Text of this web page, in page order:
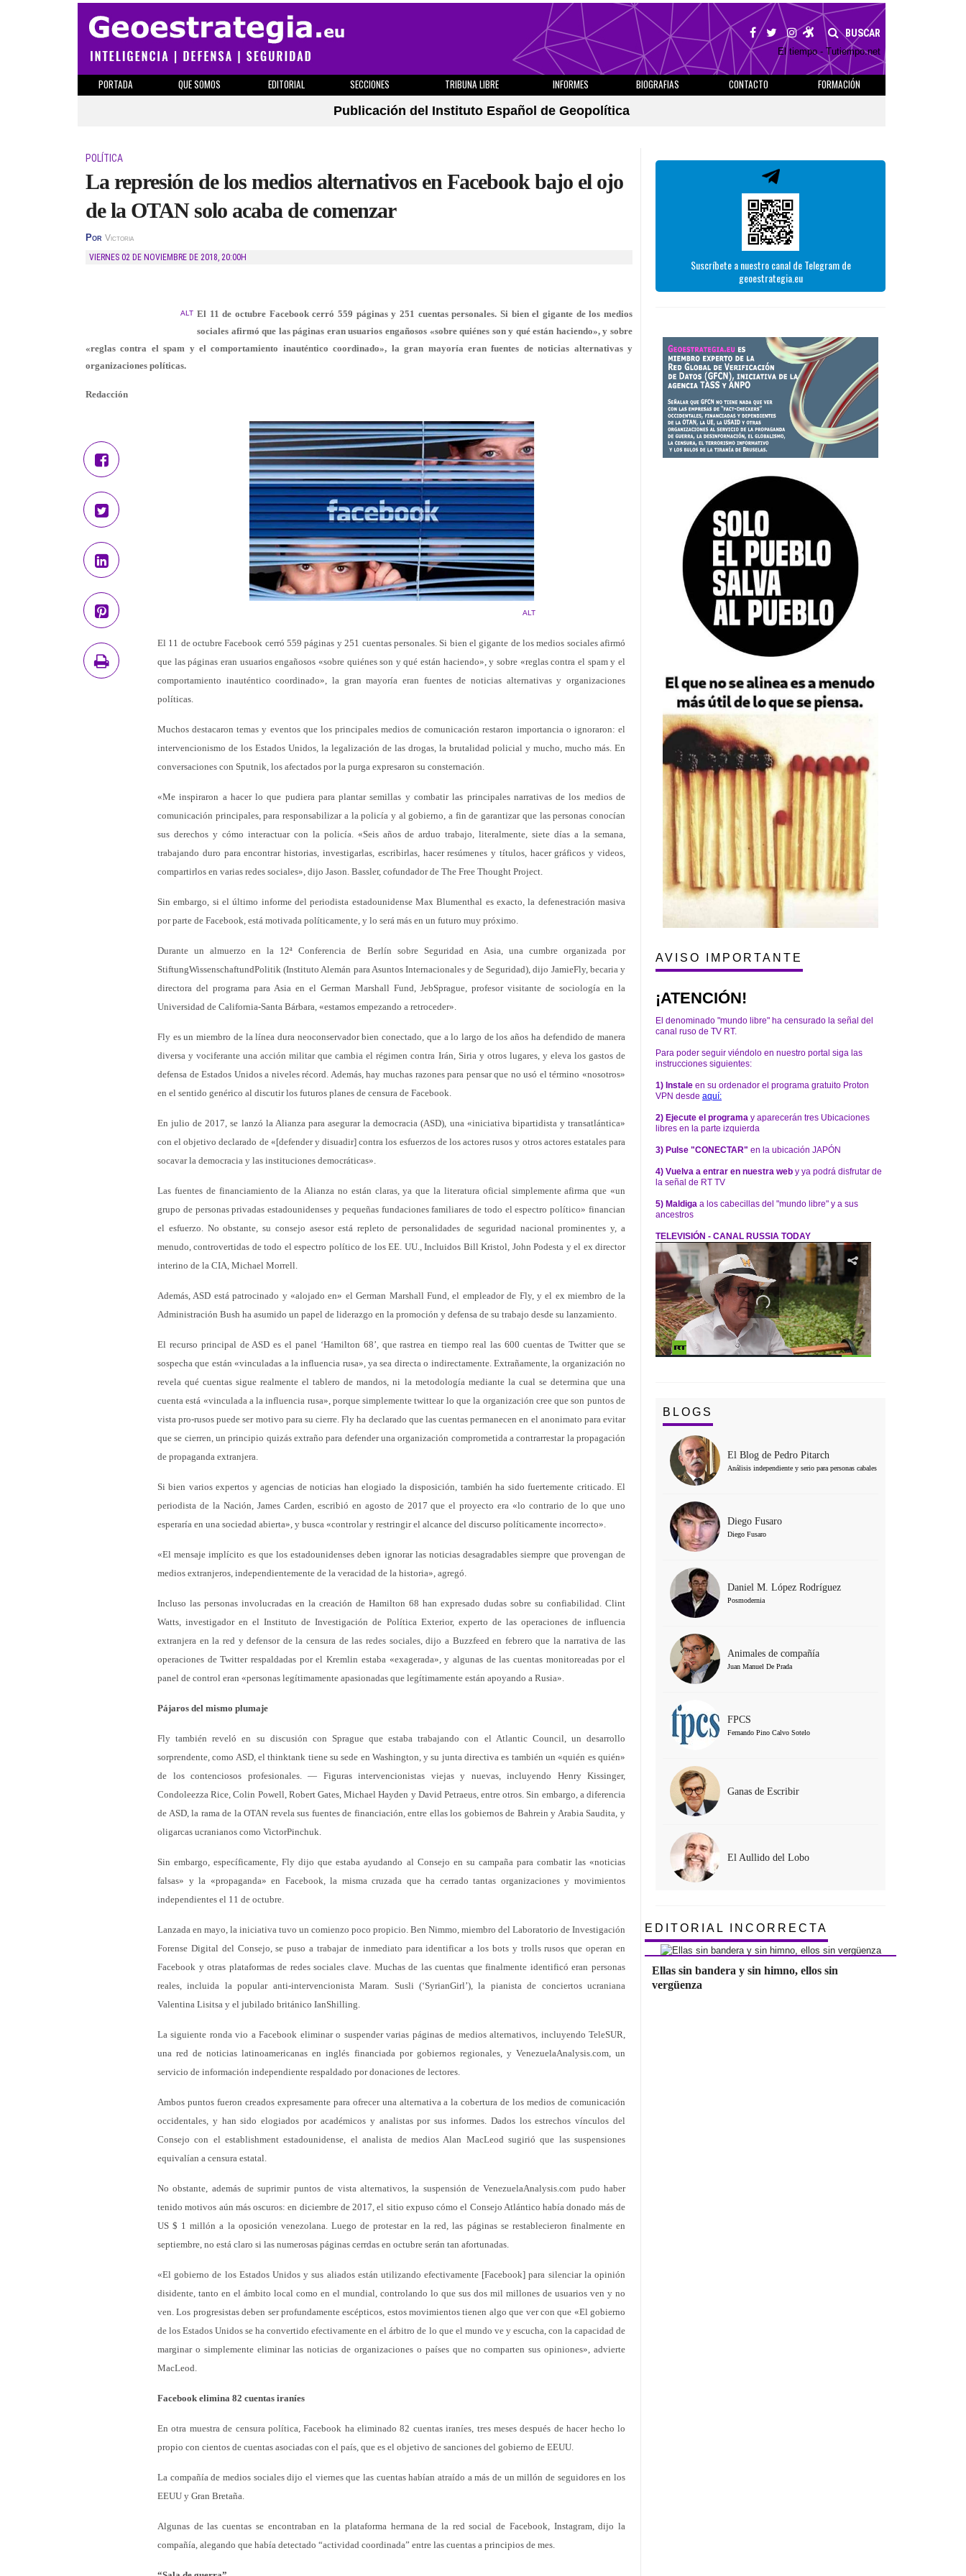
BUSCAR
El tiempo - Tutiempo.net
PORTADA QUE SOMOS EDITORIAL SECCIONES TRIBUNA LIBRE INFORMES BIOGRAFIAS CONTACTO
FORMACIÓN
Publicación del Instituto Español de Geopolítica
POLÍTICA
La represión de los medios alternativos en Facebook bajo el ojo
de la OTAN solo acaba de comenzar
Por Victoria
VIERNES 02 DE NOVIEMBRE DE 2018, 20:00H
ALT El 11 de octubre Facebook cerró 559 páginas y 251 cuentas personales. Si bien el gigante de los medios
sociales afirmó que las páginas eran usuarios engañosos «sobre quiénes son y qué están haciendo», y sobre
«reglas contra el spam y el comportamiento inauténtico coordinado», la gran mayoría eran fuentes de noticias alternativas y
organizaciones políticas.
Redacción
ALT
El 11 de octubre Facebook cerró 559 páginas y 251 cuentas personales. Si bien el gigante de los medios sociales afirmó
que las páginas eran usuarios engañosos «sobre quiénes son y qué están haciendo», y sobre «reglas contra el spam y el
comportamiento inauténtico coordinado», la gran mayoría eran fuentes de noticias alternativas y organizaciones
políticas.
Muchos destacaron temas y eventos que los principales medios de comunicación restaron importancia o ignoraron: el
intervencionismo de los Estados Unidos, la legalización de las drogas, la brutalidad policial y mucho, mucho más. En
conversaciones con Sputnik, los afectados por la purga expresaron su consternación.
«Me inspiraron a hacer lo que pudiera para plantar semillas y combatir las principales narrativas de los medios de
comunicación principales, para responsabilizar a la policía y al gobierno, a fin de garantizar que las personas conocían
sus derechos y cómo interactuar con la policía. «Seis años de arduo trabajo, literalmente, siete días a la semana,
trabajando duro para encontrar historias, investigarlas, escribirlas, hacer resúmenes y títulos, hacer gráficos y videos,
compartirlos en varias redes sociales», dijo Jason. Bassler, cofundador de The Free Thought Project.
Sin embargo, si el último informe del periodista estadounidense Max Blumenthal es exacto, la defenestración masiva
por parte de Facebook, está motivada políticamente, y lo será más en un futuro muy próximo.
Durante un almuerzo en la 12ª Conferencia de Berlín sobre Seguridad en Asia, una cumbre organizada por
StiftungWissenschaftundPolitik (Instituto Alemán para Asuntos Internacionales y de Seguridad), dijo JamieFly, becaria y
directora del programa para Asia en el German Marshall Fund, JebSprague, profesor visitante de sociología en la
Universidad de California-Santa Bárbara, «estamos empezando a retroceder».
Fly es un miembro de la línea dura neoconservador bien conectado, que a lo largo de los años ha defendido de manera
diversa y vociferante una acción militar que cambia el régimen contra Irán, Siria y otros lugares, y eleva los gastos de
defensa de Estados Unidos a niveles récord. Además, hay muchas razones para pensar que no usó el término «nosotros»
en el sentido genérico al discutir los futuros planes de censura de Facebook.
En julio de 2017, se lanzó la Alianza para asegurar la democracia (ASD), una «iniciativa bipartidista y transatlántica»
con el objetivo declarado de «[defender y disuadir] contra los esfuerzos de los actores rusos y otros actores estatales para
socavar la democracia y las instituciones democráticas».
Las fuentes de financiamiento de la Alianza no están claras, ya que la literatura oficial simplemente afirma que «un
grupo de personas privadas estadounidenses y pequeñas fundaciones familiares de todo el espectro político» financian
el esfuerzo. No obstante, su consejo asesor está repleto de personalidades de seguridad nacional prominentes y, a
menudo, controvertidas de todo el espectro político de los EE. UU., Incluidos Bill Kristol, John Podesta y el ex director
interino de la CIA, Michael Morrell.
Además, ASD está patrocinado y «alojado en» el German Marshall Fund, el empleador de Fly, y el ex miembro de la
Administración Bush ha asumido un papel de liderazgo en la promoción y defensa de su trabajo desde su lanzamiento.
El recurso principal de ASD es el panel ‘Hamilton 68’, que rastrea en tiempo real las 600 cuentas de Twitter que se
sospecha que están «vinculadas a la influencia rusa», ya sea directa o indirectamente. Extrañamente, la organización no
revela qué cuentas sigue realmente el tablero de mandos, ni la metodología mediante la cual se determina que una
cuenta está «vinculada a la influencia rusa», porque simplemente twittear lo que la organización cree que son puntos de
vista pro-rusos puede ser motivo para su cierre. Fly ha declarado que las cuentas permanecen en el anonimato para evitar
que se cierren, un principio quizás extraño para defender una organización comprometida a contrarrestar la propagación
de propaganda extranjera.
Si bien varios expertos y agencias de noticias han elogiado la disposición, también ha sido fuertemente criticado. El
periodista de la Nación, James Carden, escribió en agosto de 2017 que el proyecto era «lo contrario de lo que uno
esperaría en una sociedad abierta», y busca «controlar y restringir el alcance del discurso políticamente incorrecto».
«El mensaje implícito es que los estadounidenses deben ignorar las noticias desagradables siempre que provengan de
medios extranjeros, independientemente de la veracidad de la historia», agregó.
Incluso las personas involucradas en la creación de Hamilton 68 han expresado dudas sobre su confiabilidad. Clint
Watts, investigador en el Instituto de Investigación de Política Exterior, experto de las operaciones de influencia
extranjera en la red y defensor de la censura de las redes sociales, dijo a Buzzfeed en febrero que la narrativa de las
operaciones de Twitter respaldadas por el Kremlin estaba «exagerada», y algunas de las cuentas monitoreadas por el
panel de control eran «personas legítimamente apasionadas que legítimamente están apoyando a Rusia».
Pájaros del mismo plumaje
Fly también reveló en su discusión con Sprague que estaba trabajando con el Atlantic Council, un desarrollo
sorprendente, como ASD, el thinktank tiene su sede en Washington, y su junta directiva es también un «quién es quién»
de los contenciosos profesionales. — Figuras intervencionistas viejas y nuevas, incluyendo Henry Kissinger,
Condoleezza Rice, Colin Powell, Robert Gates, Michael Hayden y David Petraeus, entre otros. Sin embargo, a diferencia
de ASD, la rama de la OTAN revela sus fuentes de financiación, entre ellas los gobiernos de Bahrein y Arabia Saudita, y
oligarcas ucranianos como VictorPinchuk.
Sin embargo, específicamente, Fly dijo que estaba ayudando al Consejo en su campaña para combatir las «noticias
falsas» y la «propaganda» en Facebook, la misma cruzada que ha cerrado tantas organizaciones y movimientos
independientes el 11 de octubre.
Lanzada en mayo, la iniciativa tuvo un comienzo poco propicio. Ben Nimmo, miembro del Laboratorio de Investigación
Forense Digital del Consejo, se puso a trabajar de inmediato para identificar a los bots y trolls rusos que operan en
Facebook y otras plataformas de redes sociales clave. Muchas de las cuentas que finalmente identificó eran personas
reales, incluida la popular anti-intervencionista Maram. Susli (‘SyrianGirl’), la pianista de conciertos ucraniana
Valentina Lisitsa y el jubilado británico IanShilling.
La siguiente ronda vio a Facebook eliminar o suspender varias páginas de medios alternativos, incluyendo TeleSUR,
una red de noticias latinoamericanas en inglés financiada por gobiernos regionales, y VenezuelaAnalysis.com, un
servicio de información independiente respaldado por donaciones de lectores.
Ambos puntos fueron creados expresamente para ofrecer una alternativa a la cobertura de los medios de comunicación
occidentales, y han sido elogiados por académicos y analistas por sus informes. Dados los estrechos vínculos del
Consejo con el establishment estadounidense, el analista de medios Alan MacLeod sugirió que las suspensiones
equivalían a censura estatal.
No obstante, además de suprimir puntos de vista alternativos, la suspensión de VenezuelaAnalysis.com pudo haber
tenido motivos aún más oscuros: en diciembre de 2017, el sitio expuso cómo el Consejo Atlántico había donado más de
US $ 1 millón a la oposición venezolana. Luego de protestar en la red, las páginas se restablecieron finalmente en
septiembre, no está claro si las numerosas páginas cerrdas en octubre serán tan afortunadas.
«El gobierno de los Estados Unidos y sus aliados están utilizando efectivamente [Facebook] para silenciar la opinión
disidente, tanto en el ámbito local como en el mundial, controlando lo que sus dos mil millones de usuarios ven y no
ven. Los progresistas deben ser profundamente escépticos, estos movimientos tienen algo que ver con que «El gobierno
de los Estados Unidos se ha convertido efectivamente en el árbitro de lo que el mundo ve y escucha, con la capacidad de
marginar o simplemente eliminar las noticias de organizaciones o países que no comparten sus opiniones», advierte
MacLeod.
Facebook elimina 82 cuentas iraníes
En otra muestra de censura política, Facebook ha eliminado 82 cuentas iraníes, tres meses después de hacer hecho lo
propio con cientos de cuentas asociadas con el país, que es el objetivo de sanciones del gobierno de EEUU.
La compañía de medios sociales dijo el viernes que las cuentas habían atraído a más de un millón de seguidores en los
EEUU y Gran Bretaña.
Algunas de las cuentas se encontraban en la plataforma hermana de la red social de Facebook, Instagram, dijo la
compañía, alegando que había detectado “actividad coordinada” entre las cuentas a principios de mes.
Suscríbete a nuestro canal de Telegram de
geoestrategia.eu
AVISO IMPORTANTE
¡ATENCIÓN!
El denominado "mundo libre" ha censurado la señal del
canal ruso de TV RT.
Para poder seguir viéndolo en nuestro portal siga las
instrucciones siguientes:
1) Instale en su ordenador el programa gratuito Proton
VPN desde aquí:
2) Ejecute el programa y aparecerán tres Ubicaciones
libres en la parte izquierda
3) Pulse "CONECTAR" en la ubicación JAPÓN
4) Vuelva a entrar en nuestra web y ya podrá disfrutar de
la señal de RT TV
5) Maldiga a los cabecillas del "mundo libre" y a sus
ancestros
TELEVISIÓN - CANAL RUSSIA TODAY
BLOGS
El Blog de Pedro Pitarch
Análisis independiente y serio para personas cabales
Diego Fusaro
Diego Fusaro
Daniel M. López Rodríguez
Posmodernia
Animales de compañía
Juan Manuel De Prada
FPCS
Fernando Pino Calvo Sotelo
Ganas de Escribir
El Aullido del Lobo
EDITORIAL INCORRECTA
Ellas sin bandera y sin himno, ellos sin
vergüenza